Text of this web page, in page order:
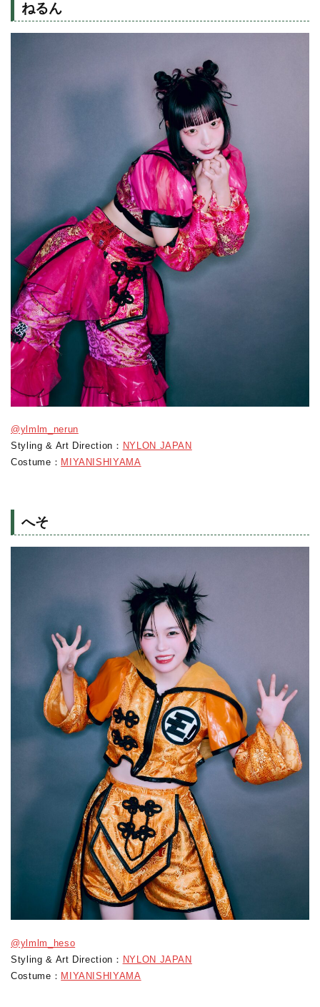
ねるん
@ylmlm_nerun
Styling & Art Direction： NYLON JAPAN
Costume： MIYANISHIYAMA
へそ
@ylmlm_heso
Styling & Art Direction： NYLON JAPAN
Costume： MIYANISHIYAMA